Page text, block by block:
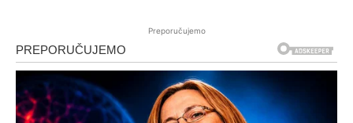
Preporučujemo